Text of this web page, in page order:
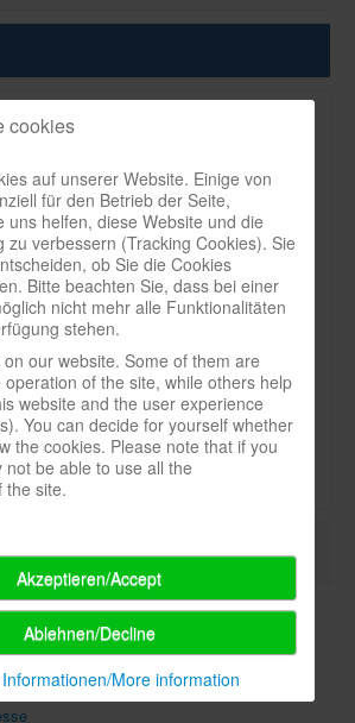
Special 2025
spielbox:
cookies
auf unserer Website. Einige von
für den Betrieb der Seite,
uns helfen, diese Website und die
zu verbessern (Tracking Cookies). Sie
ob Sie die Cookies
Bitte beachten Sie, dass bei einer
nicht mehr alle Funktionalitäten
stehen.
our website. Some of them are
of the site, while others help
website and the user experience
You can decide for yourself whether
the cookies. Please note that if you
not be able to use all the
the site.
Akzeptieren/Accept
Ablehnen/Decline
More information